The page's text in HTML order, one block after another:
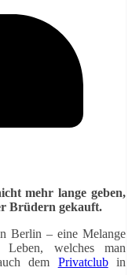
mehr lange geben,
Brüdern gekauft.
Berlin – eine Melange
Leben, welches man
dem Privatclubin